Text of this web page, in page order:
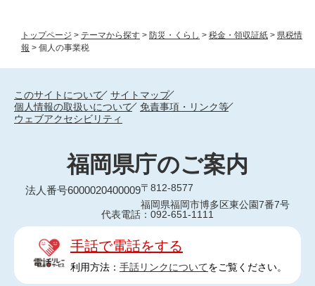
トップページ > テーマから探す > 防災・くらし > 税金・領収証紙 > 県税情
報 > 個人の事業税
このサイトについて
サイトマップ
個人情報の取扱いについて
免責事項・リンク等
ウェブアクセシビリティ
福岡県庁のご案内
法人番号6000020400009〒812-8577
福岡県福岡市博多区東公園7番7号
代表電話：092-651-1111
手話で電話をする
利用方法： 手話リンクについてをご覧ください。